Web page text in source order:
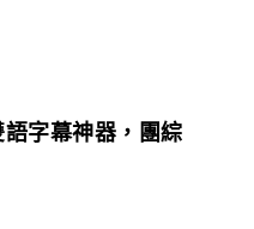
字幕神器，團綜